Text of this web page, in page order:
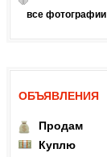
все фотографии
ОБЪЯВЛЕНИЯ
Продам
Куплю